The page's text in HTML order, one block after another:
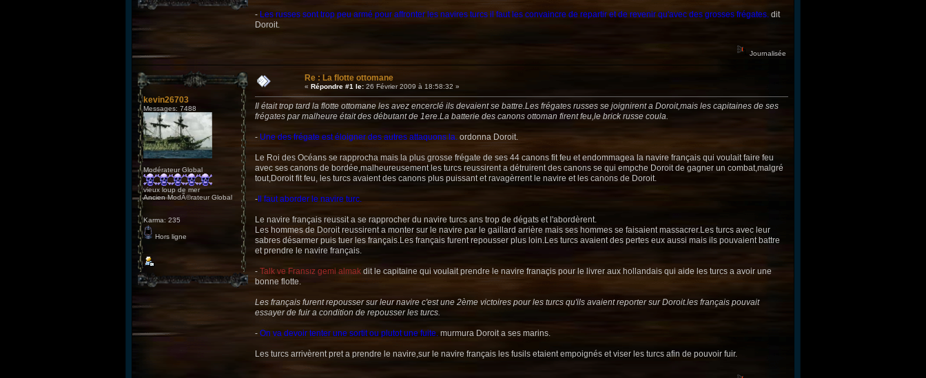
- Les russes sont trop peu armé pour affronter les navires turcs il faut les convaincre de repartir et de revenir qu'avec des grosses frégates. dit
Doroit.
Journalisée
kevin26703
Messages: 7488
Modérateur Global
vieux loup de mer
Ancien ModÃ©rateur Global
Karma: 235
Hors ligne
Re : La flotte ottomane
« Répondre #1 le: 26 Février 2009 à 18:58:32 »
Il était trop tard la flotte ottomane les avez encerclé ils devaient se battre.Les frégates russes se joignirent a Doroit,mais les capitaines de ses
frégates par malheure était des débutant de 1ere.La batterie des canons ottoman firent feu,le brick russe coula.
- Une des frégate est éloigner des autres attaquons la. ordonna Doroit.
Le Roi des Océans se rapprocha mais la plus grosse frégate de ses 44 canons fit feu et endommagea la navire français qui voulait faire feu
avec ses canons de bordée,malheureusement les turcs reussirent a détruirent des canons se qui empche Doroit de gagner un combat,malgré
tout,Doroit fit feu, les turcs avaient des canons plus puissant et ravagèrrent le navire et les canons de Doroit.
- Il faut aborder le navire turc.
Le navire français reussit a se rapprocher du navire turcs ans trop de dégats et l'abordèrent.
Les hommes de Doroit reussirent a monter sur le navire par le gaillard arrière mais ses hommes se faisaient massacrer.Les turcs avec leur
sabres désarmer puis tuer les français.Les français furent repousser plus loin.Les turcs avaient des pertes eux aussi mais ils pouvaient battre
et prendre le navire français.
- Talk ve Fransız gemi almak dit le capitaine qui voulait prendre le navire franaçis pour le livrer aux hollandais qui aide les turcs a avoir une
bonne flotte.
Les français furent repousser sur leur navire c'est une 2ème victoires pour les turcs qu'ils avaient reporter sur Doroit.les français pouvait
essayer de fuir a condition de repousser les turcs.
- On va devoir tenter une sortit ou plutot une fuite. murmura Doroit a ses marins.
Les turcs arrivèrent pret a prendre le navire,sur le navire français les fusils etaient empoignés et viser les turcs afin de pouvoir fuir.